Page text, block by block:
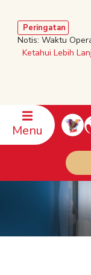
Peringatan
Notis: Waktu
Ketahui Lebih
Menu